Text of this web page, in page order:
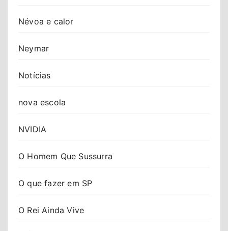
Névoa e calor
Neymar
Notícias
nova escola
NVIDIA
O Homem Que Sussurra
O que fazer em SP
O Rei Ainda Vive